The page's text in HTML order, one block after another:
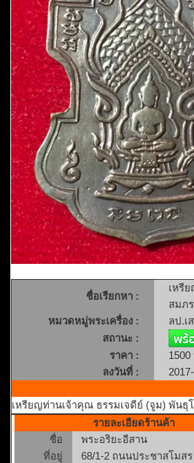
ชื่อเรียกหา :
เหรี
สมภ
หมวดหมู่พระเครื่อง :
ลป.เ
สถานะ :
ราคา :
ลงวันที่ :
เหรียญท่านเจ้าคุณ ธรรมเจดีย์ (จูม) พันธุ
รายละเอียดร้านค้า
ชื่อ
พระอริยะอีสาน
ที่อยู่
68/1-2 ถนนประชาสโมสร